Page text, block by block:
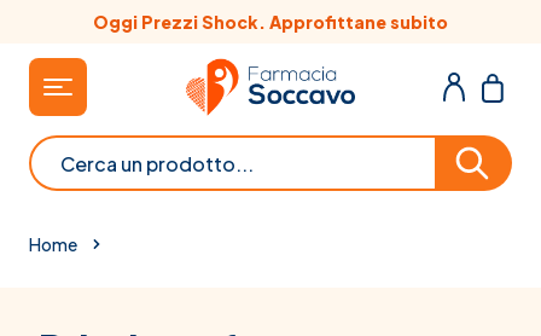
Salta al contenutoOggi Prezzi Shock. Approfittane subito
Cerca
Home